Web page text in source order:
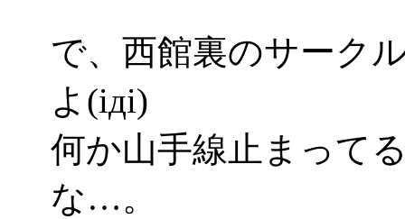
で、西館裏のサーク
よ(iдi)
何か山手線止まって
な…。